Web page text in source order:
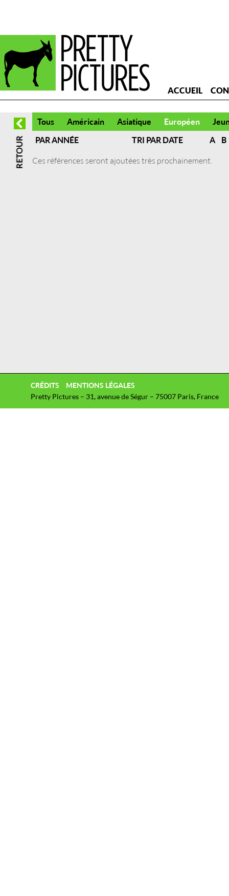
ACCUEIL
Tous Américain Asiatique Européen
PAR ANNÉE
TRI PAR DATE A
B
Ces références seront ajoutées très prochainement.
CRÉDITS
MENTIONS LÉGALES
Pretty Pictures – 31, avenue de Ségur – 75007 Paris, France